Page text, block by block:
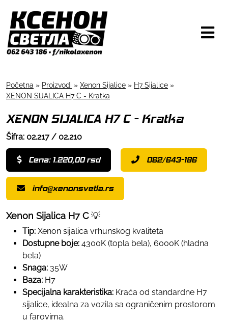
Početna » Proizvodi » Xenon Sijalice » H7 Sijalice »
XENON SIJALICA H7 C - Kratka
XENON SIJALICA H7 C - Kratka
Šifra: 02.217 / 02.210
Cena: 1.220,00 rsd 062/643-186
info@xenonsvetla.rs
Xenon Sijalica H7 C💡
Tip: Xenon sijalica vrhunskog kvaliteta
Dostupne boje: 4300K (topla bela), 6000K (hladna
bela)
Snaga: 35W
Baza: H7
Specijalna karakteristika: Kraća od standardne H7
sijalice, idealna za vozila sa ograničenim prostorom
u farovima.